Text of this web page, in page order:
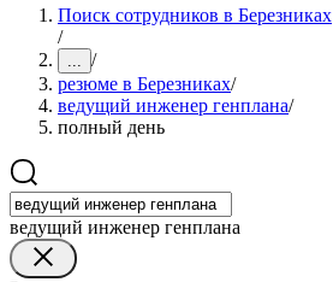
Поиск сотрудников в Березниках
/
... /
резюме в Березниках/
ведущий инженер генплана/
полный день
ведущий инженер генплана